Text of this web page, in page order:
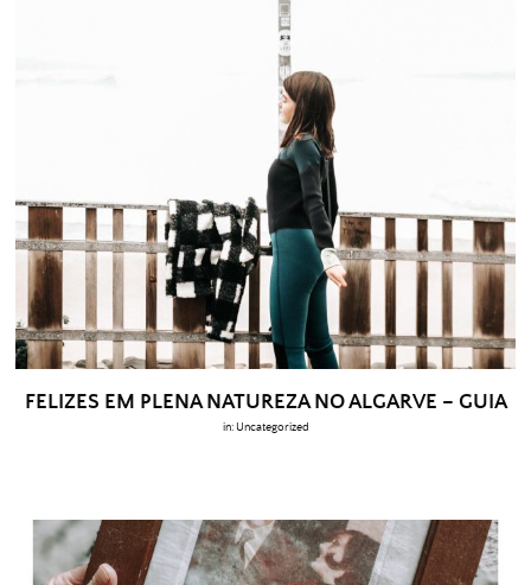
FELIZES EM PLENA NATUREZA NO ALGARVE – GUIA
in: Uncategorized